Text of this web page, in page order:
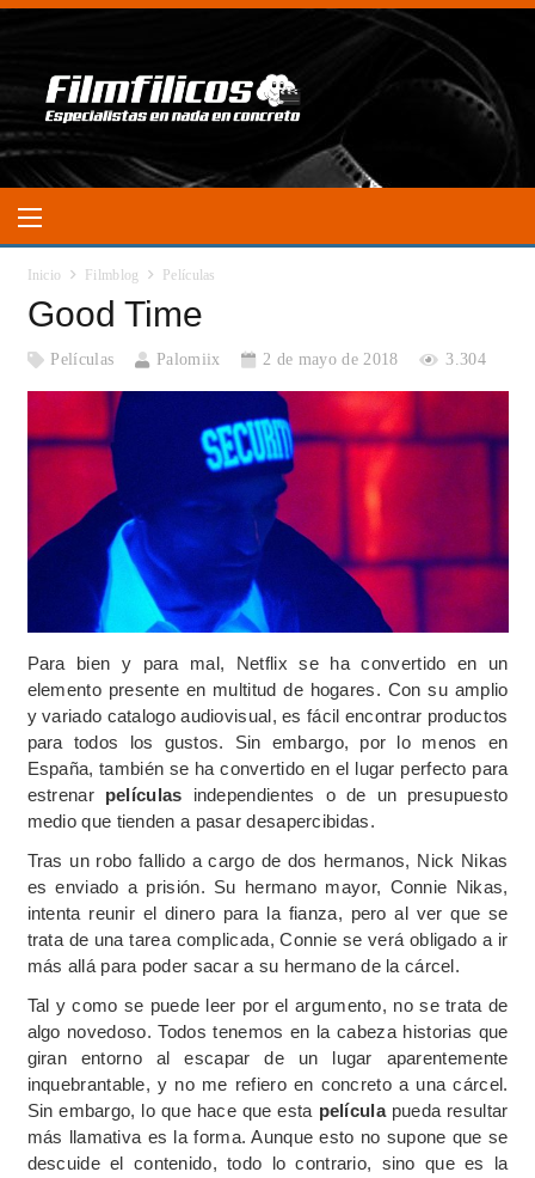
Inicio Filmblog Películas
Good Time
Películas Palomiix 2 de mayo de 2018 3.304
Para bien y para mal, Netflix se ha convertido en un
elemento presente en multitud de hogares. Con su amplio
y variado catalogo audiovisual, es fácil encontrar productos
para todos los gustos. Sin embargo, por lo menos en
España, también se ha convertido en el lugar perfecto para
estrenar películas independientes o de un presupuesto
medio que tienden a pasar desapercibidas.
Tras un robo fallido a cargo de dos hermanos, Nick Nikas
es enviado a prisión. Su hermano mayor, Connie Nikas,
intenta reunir el dinero para la fianza, pero al ver que se
trata de una tarea complicada, Connie se verá obligado a ir
más allá para poder sacar a su hermano de la cárcel.
Tal y como se puede leer por el argumento, no se trata de
algo novedoso. Todos tenemos en la cabeza historias que
giran entorno al escapar de un lugar aparentemente
inquebrantable, y no me refiero en concreto a una cárcel.
Sin embargo, lo que hace que esta películapueda resultar
más llamativa es la forma. Aunque esto no supone que se
descuide el contenido, todo lo contrario, sino que es la